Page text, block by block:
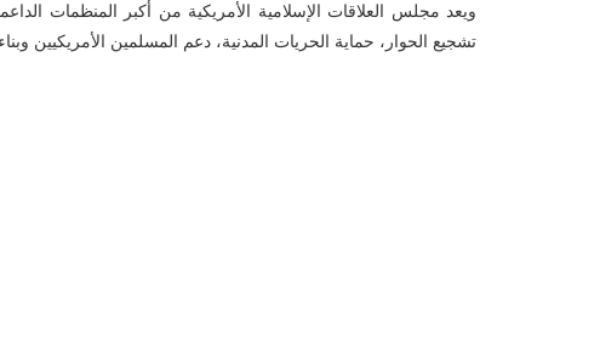
ويعد مجلس العلاقات الإسلامية الأمريكية من أكبر المنظمات
تشجيع الحوار، حماية الحريات المدنية، دعم المسلمين الأمريكيين